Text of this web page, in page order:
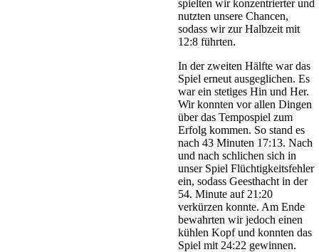
spielten wir konzentrierter und
nutzten unsere Chancen,
sodass wir zur Halbzeit mit
12:8 führten.
In der zweiten Hälfte war das
Spiel erneut ausgeglichen. Es
war ein stetiges Hin und Her.
Wir konnten vor allen Dingen
über das Tempospiel zum
Erfolg kommen. So stand es
nach 43 Minuten 17:13. Nach
und nach schlichen sich in
unser Spiel Flüchtigkeitsfehler
ein, sodass Geesthacht in der
54. Minute auf 21:20
verkürzen konnte. Am Ende
bewahrten wir jedoch einen
kühlen Kopf und konnten das
Spiel mit 24:22 gewinnen.